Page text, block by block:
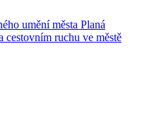
umění města Planá
cestovním ruchu ve městě